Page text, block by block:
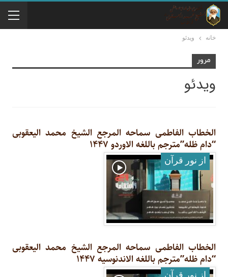
خانه ویدئو
مرور
ویدئو
الخطاب الفاطمی سماحه المرجع الشیخ محمد الیعقوبی
“دام ظله”مترجم باللغه الاوردو ۱۴۴۷
از نور قرآن
الخطاب الفاطمی سماحه المرجع الشیخ محمد الیعقوبی
“دام ظله”مترجم باللغه الاندنوسیه ۱۴۴۷